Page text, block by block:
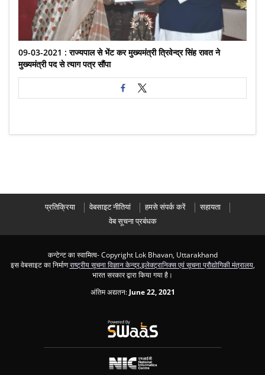
09-03-2021 : राज्यपाल से भेंट कर मुख्यमंत्री त्रिवेन्द्र सिंह रावत ने
मुख्यमंत्री पद से त्याग पत्र सौंपा
प्रतिक्रिया वेबसाइट नीतियां हमसे संपर्क करें
सहायता
वेब सूचना प्रबंधक
कन्टेन्ट का स्वामित्व- Copyright Lok Bhavan, Uttarakhand
इस वेबसाइट का निर्माणराष्ट्रीय सूचना विज्ञान केन्द्र,इलेक्ट्रानिक्स एवं सूचना प्रौद्योगिकी मंत्रालय,
भारत सरकार द्वारा किया गया है।
अंतिम अद्यतन: June 22, 2021